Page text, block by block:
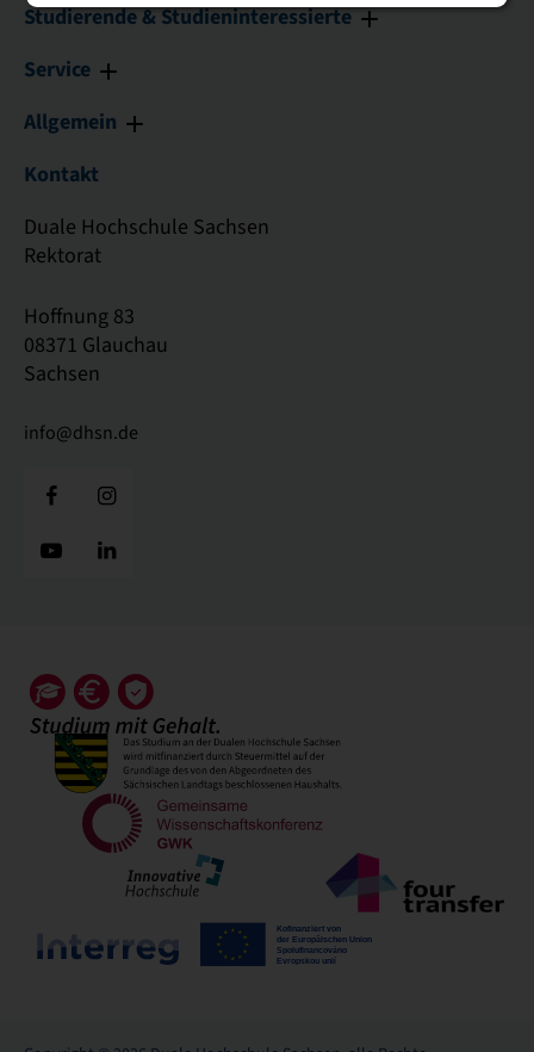
Studierende & Studieninteressierte
Service
Allgemein
Kontakt
Duale Hochschule Sachsen
Rektorat
Hoffnung 83
08371 Glauchau
Sachsen
info@dhsn.de